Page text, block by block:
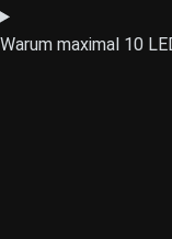
Warum maximal 10